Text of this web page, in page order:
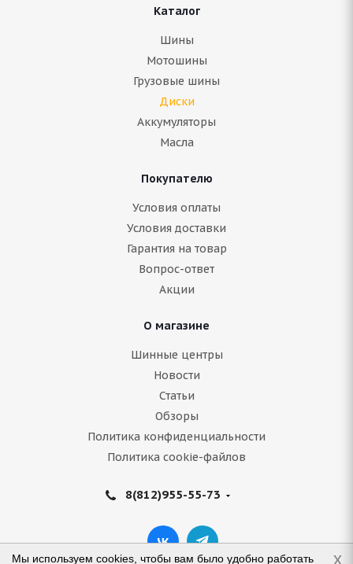
Каталог
Шины
Мотошины
Грузовые шины
Диски
Аккумуляторы
Масла
Покупателю
Условия оплаты
Условия доставки
Гарантия на товар
Вопрос-ответ
Акции
О магазине
Шинные центры
Новости
Статьи
Обзоры
Политика конфиденциальности
Политика cookie-файлов
8(812)955-55-73
Мы используем cookies, чтобы вам было удобно работать x